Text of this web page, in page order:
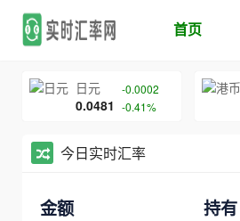
首页
日元
0.0481
-0.0002
-0.41%
今日实时汇率
金额 持有